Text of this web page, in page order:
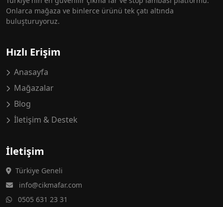
Onlarca mağaza ve binlerce ürünü tek çatı altında
buluşturuyoruz.
Hızlı Erişim
Anasayfa
Mağazalar
Blog
İletişim & Destek
İletişim
Türkiye Geneli
info@cikmafar.com
0505 631 23 31